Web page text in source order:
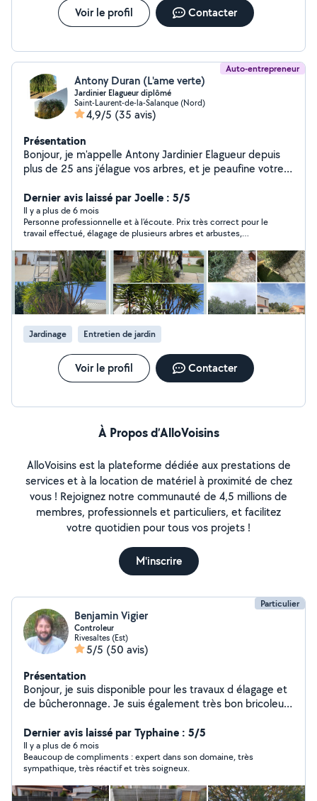
Voir le profil Contacter
Auto-entrepreneur
Antony Duran (L'ame verte)
Jardinier Elagueur diplômé
Saint-Laurent-de-la-Salanque (Nord)
4,9/5 (35 avis)
Présentation
Bonjour, je m'appelle Antony Jardinier Elagueur depuis
plus de 25 ans j'élague vos arbres, et je peaufine votre
domaines me permet de vous proposer des prestations
et services sérieux selon vos besoins. J'ai la possibilité
de vous faire récupérer -50 % d'impôts sur les travaux ,
et entretien du Jardin N'hésitez pas à me contacter
pour un devis je viendrai dans la semaine, merci
Dernier avis laissé par Joelle : 5/5
Il y a plus de 6 mois
Personne professionnelle et à l’écoute. Prix très correct pour le
travail effectué, élagage de plusieurs arbres et arbustes,
mon jardinier. Je recommande Antony à 100%
Jardinage Entretien de jardin
Voir le profil Contacter
À Propos d’AlloVoisins
AlloVoisins est la plateforme dédiée aux prestations de
services et à la location de matériel à proximité de chez
vous ! Rejoignez notre communauté de 4,5 millions de
membres, professionnels et particuliers, et facilitez
votre quotidien pour tous vos projets !
M'inscrire
Particulier
Benjamin Vigier
Controleur
Rivesaltes (Est)
5/5 (50 avis)
Présentation
Bonjour, je suis disponible pour les travaux d élagage et
de bûcheronnage. Je suis également très bon bricoleur
travaux intérieurs. Je me déplace sur Perpignan et
environs. Dans l'attente de vos demandes
Dernier avis laissé par Typhaine : 5/5
Il y a plus de 6 mois
Beaucoup de compliments : expert dans son domaine, très
sympathique, très réactif et très soigneux.